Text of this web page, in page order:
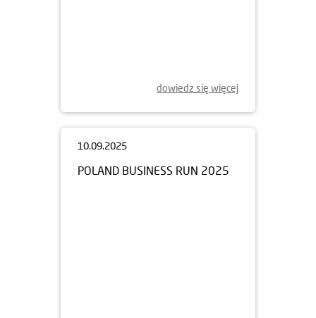
dowiedz się więcej
10.09.2025
POLAND BUSINESS RUN 2025